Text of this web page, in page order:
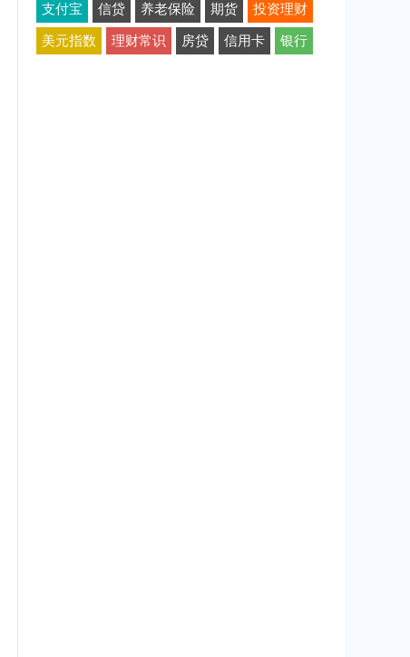
支付宝 信贷 养老保险 期货 投资理财
美元指数 理财常识 房贷 信用卡 银行